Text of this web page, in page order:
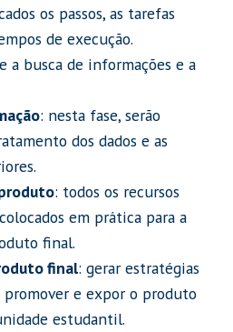
os passos, as tarefas
de execução.
a busca de informações e a
: nesta fase, serão
dos dados e as
: todos os recursos
em prática para a
final.
final: gerar estratégias
e expor o produto
estudantil.